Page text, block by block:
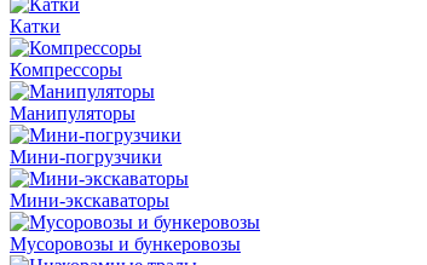
Катки
Компрессоры
Манипуляторы
Мини-погрузчики
Мини-экскаваторы
Мусоровозы и бункеровозы